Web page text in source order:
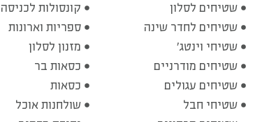
שטיחים לסלון
שטיחים לחדר שינה
שטיחי וינטג'
שטיחים מודרניים
שטיחים עגולים
שטיחי חבל
קונסולות לכניסה
ספריות וארונות
מזנון לסלון
כסאות בר
כסאות
שולחנות אוכל